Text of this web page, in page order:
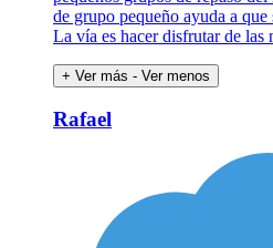
de grupo pequeño ayuda a que
La vía es hacer disfrutar de las
+ Ver más - Ver menos
Rafael